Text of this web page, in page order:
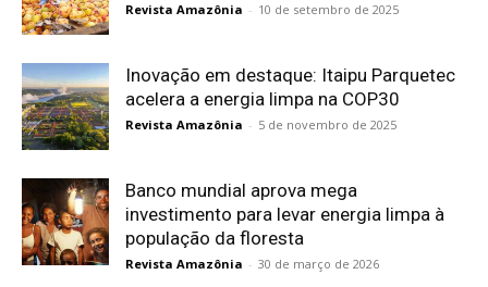
Revista Amazônia - 10 de setembro de 2025
Inovação em destaque: Itaipu Parquetec
acelera a energia limpa na COP30
Revista Amazônia - 5 de novembro de 2025
Banco mundial aprova mega
investimento para levar energia limpa à
população da floresta
Revista Amazônia - 30 de março de 2026